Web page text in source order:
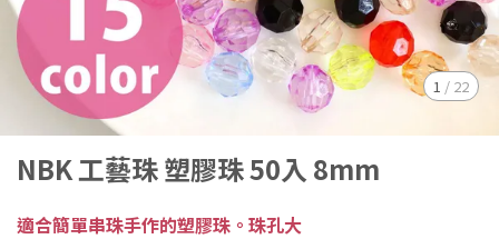
1 / 22
NBK 工藝珠 塑膠珠 50入 8mm
適合簡單串珠手作的塑膠珠。珠孔大